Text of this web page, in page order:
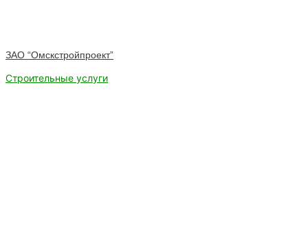
ЗАО “Омскстройпроект”
Строительные услуги